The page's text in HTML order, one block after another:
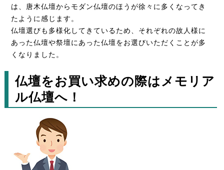
は、唐木仏壇からモダン仏壇のほうが徐々に多くなってき
たように感じます。
仏壇選びも多様化してきているため、それぞれの故人様に
あった仏壇や祭壇にあった仏壇をお選びいただくことが多
くなりました。
仏壇をお買い求めの際はメモリア
ル仏壇へ！